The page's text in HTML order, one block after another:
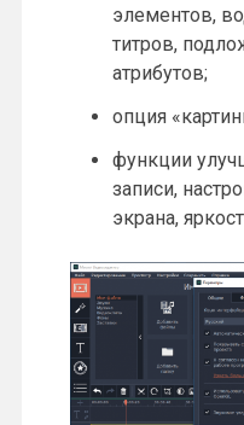
элементов,
титров,
атрибутов;
опция
функции
записи,
экрана,